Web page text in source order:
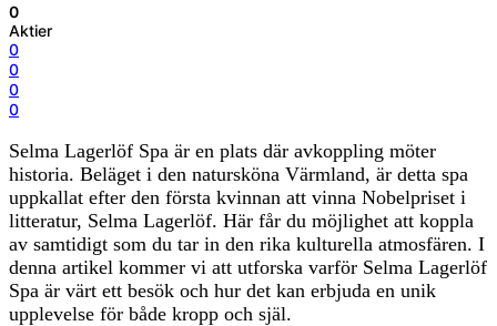
0
Aktier
0
0
0
0
Selma Lagerlöf Spa är en plats där avkoppling möter
historia. Beläget i den natursköna Värmland, är detta spa
uppkallat efter den första kvinnan att vinna Nobelpriset i
litteratur, Selma Lagerlöf. Här får du möjlighet att koppla
av samtidigt som du tar in den rika kulturella atmosfären. I
denna artikel kommer vi att utforska varför Selma Lagerlöf
Spa är värt ett besök och hur det kan erbjuda en unik
upplevelse för både kropp och själ.